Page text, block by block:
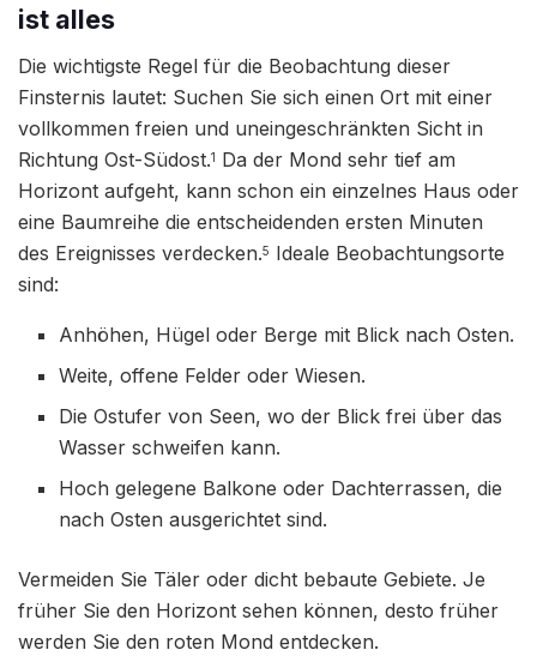
ist alles
Die wichtigste Regel für die Beobachtung dieser
Finsternis lautet: Suchen Sie sich einen Ort mit einer
vollkommen freien und uneingeschränkten Sicht in
Richtung Ost-Südost.1 Da der Mond sehr tief am
Horizont aufgeht, kann schon ein einzelnes Haus oder
eine Baumreihe die entscheidenden ersten Minuten
des Ereignisses verdecken.5 Ideale Beobachtungsorte
sind:
Anhöhen, Hügel oder Berge mit Blick nach Osten.
Weite, offene Felder oder Wiesen.
Die Ostufer von Seen, wo der Blick frei über das
Wasser schweifen kann.
Hoch gelegene Balkone oder Dachterrassen, die
nach Osten ausgerichtet sind.
Vermeiden Sie Täler oder dicht bebaute Gebiete. Je
früher Sie den Horizont sehen können, desto früher
werden Sie den roten Mond entdecken.